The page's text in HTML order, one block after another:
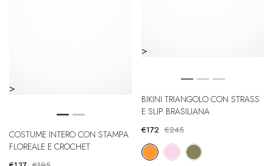
>
COSTUME INTERO CON STAMPA
FLOREALE E CROCHET
BIKINI TRIANGOLO CON STRASS
€172 €245